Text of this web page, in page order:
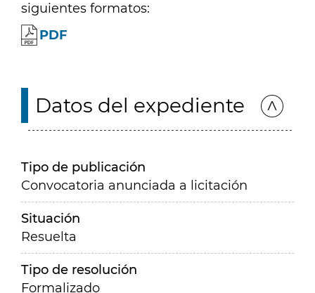
siguientes formatos:
PDF
Datos del expediente
Tipo de publicación
Convocatoria anunciada a licitación
Situación
Resuelta
Tipo de resolución
Formalizado